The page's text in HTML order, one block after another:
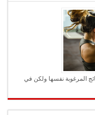
المرغوبة نفسها ولكن في